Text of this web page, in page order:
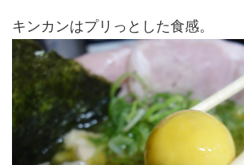
キンカンはプリっとした食感。